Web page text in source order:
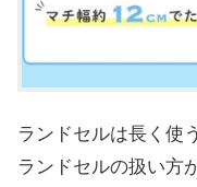
ランドセルは長く使
ランドセルの扱い方